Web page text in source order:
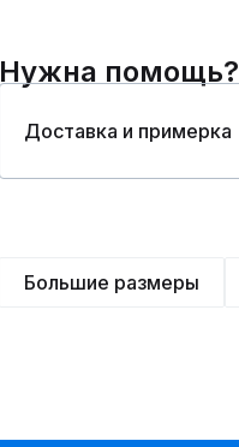
Нужна помощь?
Доставка и примерка
Большие размеры